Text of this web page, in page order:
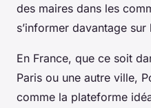
des maires dans les
s’informer davantage
En France, que ce soit
Paris ou une autre ville,
comme la plateforme